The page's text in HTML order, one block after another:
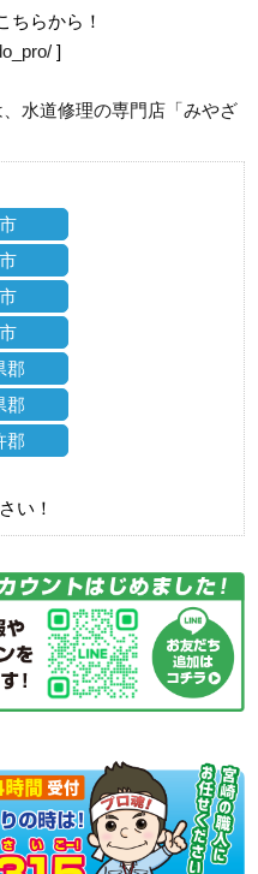
らから！
]
水道修理の専門店「みやざ
郡
郡
郡
い！